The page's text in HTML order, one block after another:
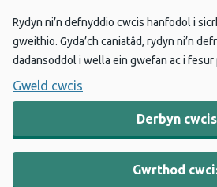
Rydyn ni’n defnyddio cwcis hanfodol i
gweithio. Gyda’ch caniatâd, rydyn ni’n
dadansoddol i wella ein gwefan ac i
Gweld cwcis
Derbyn cwcis
Gwrthod